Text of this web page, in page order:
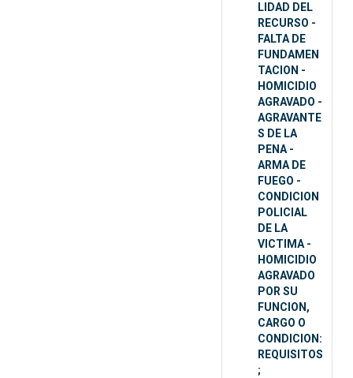
LIDAD DEL
RECURSO -
FALTA DE
FUNDAMEN
TACION -
HOMICIDIO
AGRAVADO -
AGRAVANTE
S DE LA
PENA -
ARMA DE
FUEGO -
CONDICION
POLICIAL
DE LA
VICTIMA -
HOMICIDIO
AGRAVADO
POR SU
FUNCION,
CARGO O
CONDICION:
REQUISITOS
;